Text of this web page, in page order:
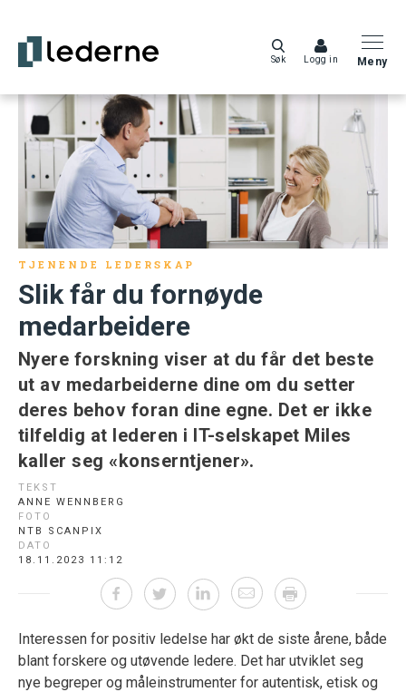
Søk Logg in Meny
TJENENDE LEDERSKAP
Slik får du fornøyde
medarbeidere
Nyere forskning viser at du får det beste
ut av medarbeiderne dine om du setter
deres behov foran dine egne. Det er ikke
tilfeldig at lederen i IT-selskapet Miles
kaller seg «konserntjener».
TEKST
ANNE WENNBERG
FOTO
NTB SCANPIX
DATO
18.11.2023 11:12
Interessen for positiv ledelse har økt de siste årene, både
blant forskere og utøvende ledere. Det har utviklet seg
nye begreper og måleinstrumenter for autentisk, etisk og